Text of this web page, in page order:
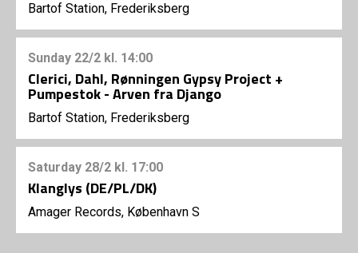
Bartof Station, Frederiksberg
Sunday 22/2 kl. 14:00
Clerici, Dahl, Rønningen Gypsy Project +
Pumpestok - Arven fra Django
Bartof Station, Frederiksberg
Saturday 28/2 kl. 17:00
Klanglys (DE/PL/DK)
Amager Records, København S